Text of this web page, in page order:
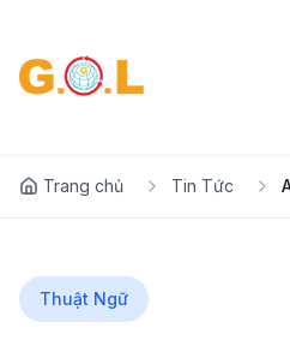
Trang chủ Tin Tức
Thuật Ngữ